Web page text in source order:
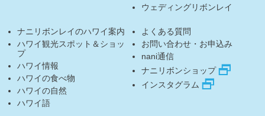
ウェディングリボンレイ
ナニリボンレイのハワイ案内
ハワイ観光スポット＆ショッ
プ
ハワイ情報
ハワイの食べ物
ハワイの自然
ハワイ語
よくある質問
お問い合わせ・お申込み
nani通信
ナニリボンショップ
インスタグラム